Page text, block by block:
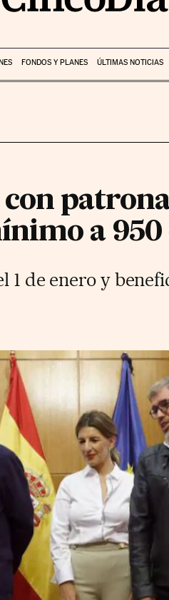
FONDOS Y PLANES ÚLTIMAS NOTICIAS
a 950
1 de enero y